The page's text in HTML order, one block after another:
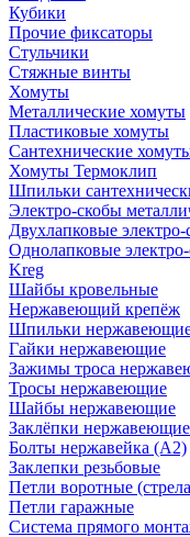
Кубики
Прочие фиксаторы
Стульчики
Стяжные винты
Хомуты
Металлические хомуты
Пластиковые хомуты
Сантехнические
Хомуты Термоклип
Шпильки
Электро-скобы
Двухлапковые
Однолапковые
Kreg
Шайбы кровельные
Нержавеющий крепёж
Шпильки
Гайки нержавеющие
Зажимы троса
Тросы нержавеющие
Шайбы нержавеющие
Заклёпки нержавеющие
Болты нержавейка (А2)
Заклепки резьбовые
Петли воротные
Петли гаражные
Система прямого